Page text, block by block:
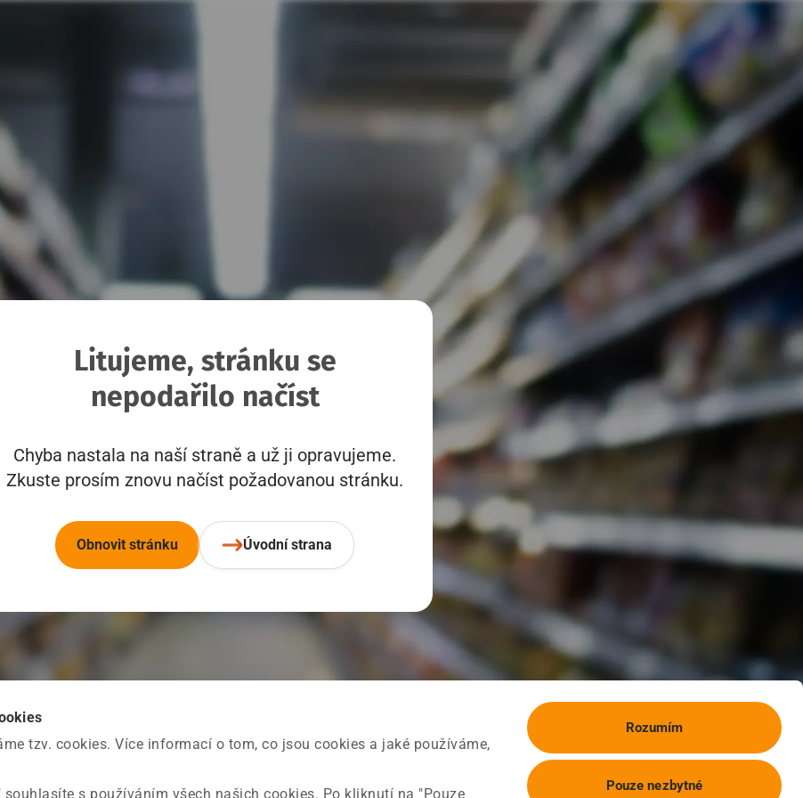
tzv. cookies. Více informací o tom, co jsou cookies a jaké používáme,
souhlasíte s používáním všech našich cookies. Po kliknutí na "Pouze
Rozumím
Pouze nezbytné
Litujeme, stránku se
nepodařilo načíst
Chyba nastala na naší straně a už ji opravujeme.
Zkuste prosím znovu načíst požadovanou stránku.
Obnovit stránku Úvodní strana